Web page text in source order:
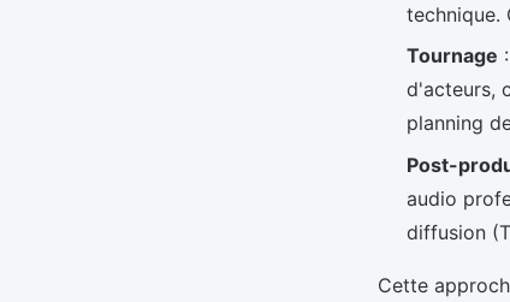
technique.
Tournage
d'acteurs,
planning
Post-
audio
diffusion
Cette